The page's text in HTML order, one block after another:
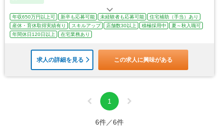
年収650万円以上可 新卒も応募可能 未経験者も応募可能
住宅補助（手当）あり
産休・育休取得実績有り
スキルアップ 店舗数30以上 積極採用中
夏～秋入職可
年間休日120日以上
在宅業務あり
求人の詳細を見る この求人に興味がある
1
6件／6件